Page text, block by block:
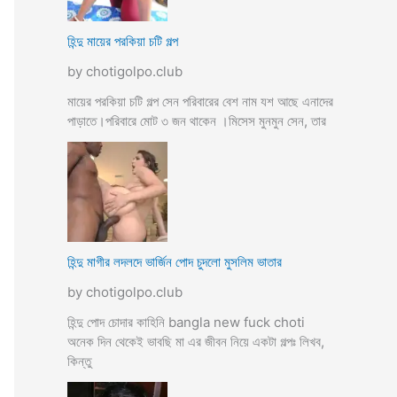
হিন্দু মায়ের পরকিয়া চটি গল্প
by chotigolpo.club
মায়ের পরকিয়া চটি গল্প সেন পরিবারের বেশ নাম যশ আছে এনাদের
পাড়াতে।পরিবারে মোট ৩ জন থাকেন ।মিসেস মুনমুন সেন, তার
হিন্দু মাগীর লদলদে ভার্জিন পোদ চুদলো মুসলিম ভাতার
by chotigolpo.club
হিন্দু পোদ চোদার কাহিনি bangla new fuck choti
অনেক দিন থেকেই ভাবছি মা এর জীবন নিয়ে একটা গল্পঃ লিখব,
কিন্তু